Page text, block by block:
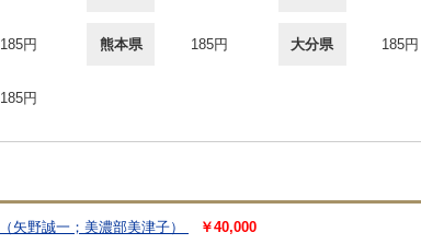
185円 熊本県 185円 大分県 185円
185円
（矢野誠一；美濃部美津子）
￥40,000